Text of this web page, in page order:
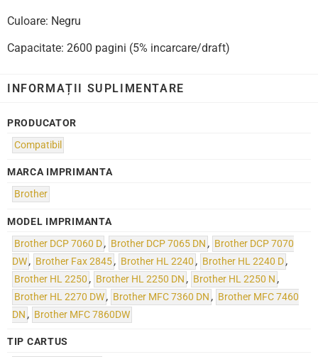
Culoare: Negru
Capacitate: 2600 pagini (5% incarcare/draft)
INFORMAȚII SUPLIMENTARE
PRODUCATOR
Compatibil
MARCA IMPRIMANTA
Brother
MODEL IMPRIMANTA
Brother DCP 7060 D, Brother DCP 7065 DN , Brother DCP 7070
DW, Brother Fax 2845, Brother HL 2240 , Brother HL 2240 D,
Brother HL 2250 , Brother HL 2250 DN , Brother HL 2250 N ,
Brother HL 2270 DW, Brother MFC 7360 DN , Brother MFC 7460
DN , Brother MFC 7860DW
TIP CARTUS